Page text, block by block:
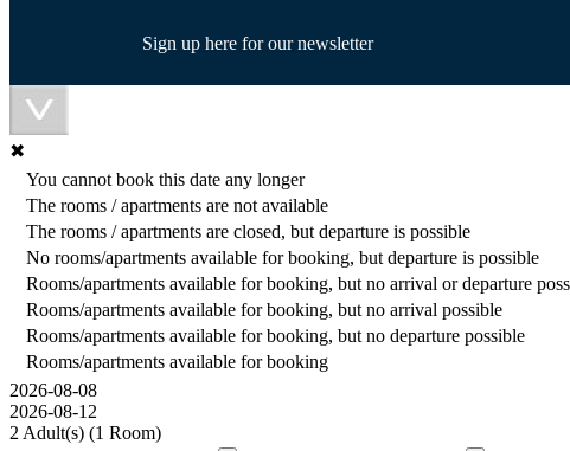
Sign up here for our newsletter
✖
You cannot book this date any longer
The rooms / apartments are not available
The rooms / apartments are closed, but departure is possible
No rooms/apartments available for booking, but departure is possible
Rooms/apartments available for booking, but no arrival or departure
Rooms/apartments available for booking, but no arrival possible
Rooms/apartments available for booking, but no departure possible
Rooms/apartments available for booking
2026-08-08
2026-08-12
2 Adult(s) (1 Room)